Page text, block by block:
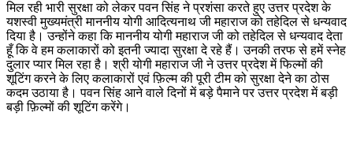
मिल रही भारी सुरक्षा को लेकर पवन सिंह ने प्रशंसा करते हुए उत्तर प्रदेश के
यशस्वी मुख्यमंत्री माननीय योगी आदित्यनाथ जी महाराज को तहेदिल से धन्यवाद
दिया है। उन्होंने कहा कि माननीय योगी महाराज जी को तहेदिल से धन्यवाद देता
हूँ कि वे हम कलाकारों को इतनी ज्यादा सुरक्षा दे रहे हैं। उनकी तरफ से हमें स्नेह
दुलार प्यार मिल रहा है। श्री योगी महाराज जी ने उत्तर प्रदेश में फिल्मों की
शूटिंग करने के लिए कलाकारों एवं फ़िल्म की पूरी टीम को सुरक्षा देने का ठोस
कदम उठाया है। पवन सिंह आने वाले दिनों में बड़े पैमाने पर उत्तर प्रदेश में बड़ी
बड़ी फ़िल्मों की शूटिंग करेंगे।